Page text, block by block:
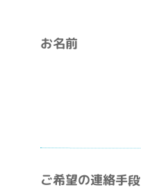
お名前
ご希望の連絡手段